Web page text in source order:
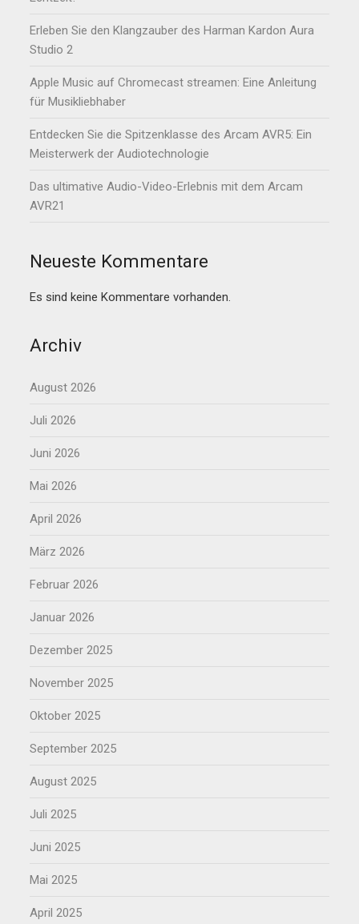
Erleben Sie den Klangzauber des Harman Kardon Aura
Studio 2
Apple Music auf Chromecast streamen: Eine Anleitung
für Musikliebhaber
Entdecken Sie die Spitzenklasse des Arcam AVR5: Ein
Meisterwerk der Audiotechnologie
Das ultimative Audio-Video-Erlebnis mit dem Arcam
AVR21
Neueste Kommentare
Es sind keine Kommentare vorhanden.
Archiv
August 2026
Juli 2026
Juni 2026
Mai 2026
April 2026
März 2026
Februar 2026
Januar 2026
Dezember 2025
November 2025
Oktober 2025
September 2025
August 2025
Juli 2025
Juni 2025
Mai 2025
April 2025